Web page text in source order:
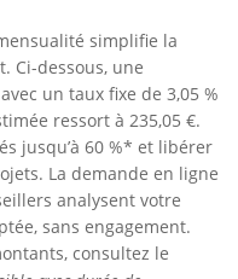
simplifie la
Ci-dessous, une
un taux fixe de 3,05 %
ressort à 235,05 €.
jusqu’à 60 %* et libérer
La demande en ligne
analysent votre
sans engagement.
consultez le